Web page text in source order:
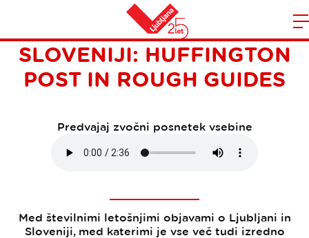
Domov
DVE TOP OBJAVI O
SLOVENIJI: HUFFINGTON
POST IN ROUGH GUIDES
Predvajaj zvočni posnetek vsebine
Med številnimi letošnjimi objavami o Ljubljani in
Sloveniji, med katerimi je vse več tudi izredno